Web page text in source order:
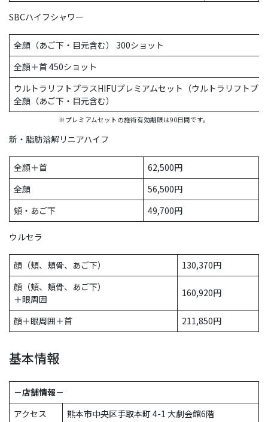
SBCハイフシャワー
全顔（あご下・目元含む） 300ショット
全顔＋首 450ショット
ウルトラリフトプラスHIFUプレミアムセット（ウルトラリフトプ
全顔（あご下・目元含む）
※プレミアムセットの施術有効期限は90日間です。
新・脂肪溶解リニアハイフ
全顔＋首
62,500円
全顔
56,500円
頬・あご下
49,700円
ウルセラ
顔（頬、頬骨、あご下）
130,370円
顔（頬、頬骨、あご下）
＋眼周囲
160,920円
顔＋眼周囲＋首 211,850円
基本情報
－店舗情報－
アクセス
熊本市中央区手取本町 4-1 大劇会館6階